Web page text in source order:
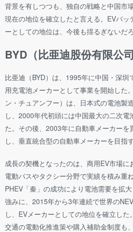
背景を有しつつも、独自の戦略と中国市
現在の地位を確立したと言える。EVバ
ーとしての地位は、今後も揺るぎないだろ
BYD（比亜迪股份有限公
比亜迪（BYD）は、1995年に中国・深圳
用充電池メーカーとして事業を開始した
ン・チュアンフー）は、日本式の電池製
し、2000年代初頭には中国最大の二次
た。その後、2003年に自動車メーカーを
し、垂直統合型の自動車メーカーを目指
成長の契機となったのは、商用EV市場に
電動バスやタクシー分野で実績を積み重
PHEV「秦」の成功により電池需要を拡
強みに、2015年から3年連続で世界のNEV
し、EVメーカーとしての地位を確立し
交通の電動化推進策や購入補助金制度も